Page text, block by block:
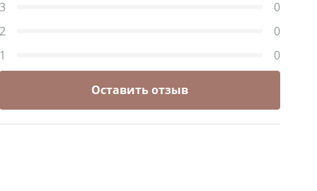
3
0
2
0
1
0
Оставить отзыв